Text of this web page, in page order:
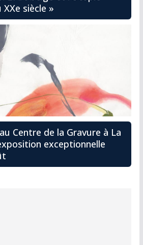
siècle »
Centre de la Gravure à La
exceptionnelle